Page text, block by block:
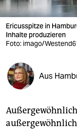
verlag
verlag
veranstaltungen
shop
fragen & hilfe
abo
Ericusspitze in
Inhalte produzieren
Foto: imago/
Aus